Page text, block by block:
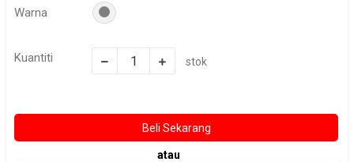
Warna
Kuantiti stok
atau